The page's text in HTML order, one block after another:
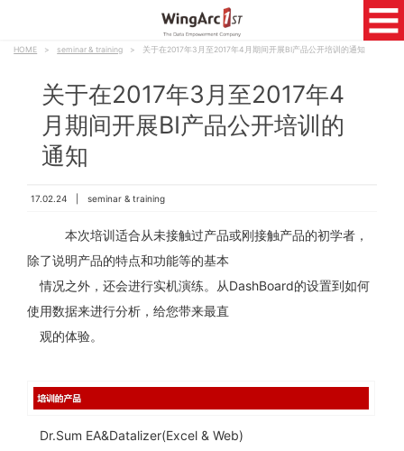
HOME > seminar & training > 关于在2017年3月至2017年4月期间开展BI产品公开培训的通知
关于在2017年3月至2017年4
月期间开展BI产品公开培训的
通知
17.02.24 |seminar & training
本次培训适合从未接触过产品或刚接触产品的初学者，
除了说明产品的特点和功能等的基本
情况之外，还会进行实机演练。从DashBoard的设置到如何
使用数据来进行分析，给您带来最直
观的体验。
Dr.Sum EA&Datalizer(Excel & Web)